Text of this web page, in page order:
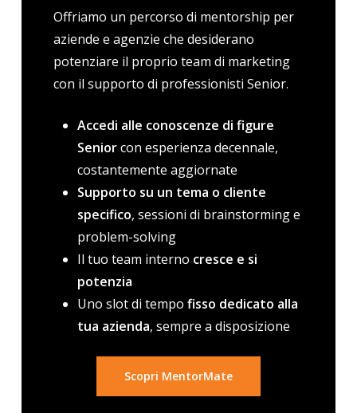
Offriamo un percorso di mentorship per
aziende e agenzie che desiderano
potenziare il proprio team di marketing
con il supporto di professionisti Senior.
Accedi alle conoscenze di figure
Seniorcon esperienza decennale,
costantemente aggiornate
Supporto su un tema o cliente
specifico, sessioni di brainstorming e
problem-solving
Il tuo team interno cresce e si
potenzia
Uno slot di tempo fisso dedicato alla
tua azienda, sempre a disposizione
Scopri MentorMate